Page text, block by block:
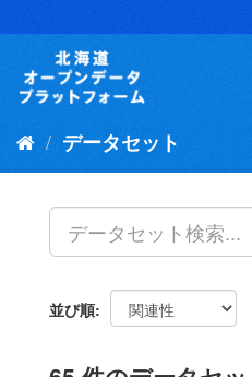
キ
データセット
並び順